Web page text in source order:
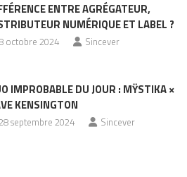
ENTRE AGRÉGATEUR,
NUMÉRIQUE ET LABEL ?
octobre 2024 Sincever
IMPROBABLE DU JOUR : MŸSTIKA ×
KENSINGTON
septembre 2024 Sincever